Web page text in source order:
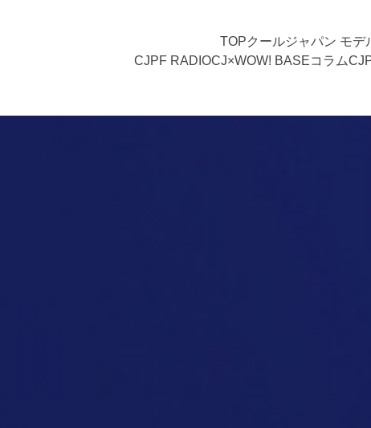
TOPクールジャパン モデ
CJPF RADIOCJ×WOW! BASEコラム